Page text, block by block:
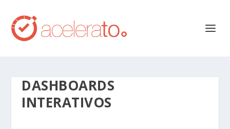
DASHBOARDS
INTERATIVOS